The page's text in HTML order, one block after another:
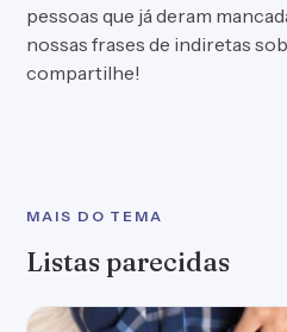
pessoas que já deram
nossas frases de indiretas
compartilhe!
MAIS DO TEMA
Listas parecidas